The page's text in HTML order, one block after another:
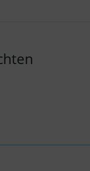
Zum